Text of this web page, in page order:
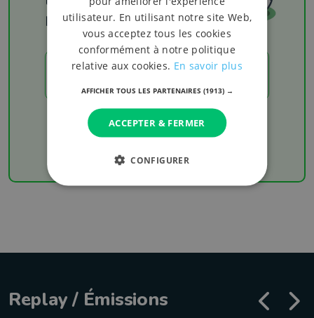
Les résultats
Chaque week-end retrouvez les derniers
résultats de votre équipe favorite
Replay / Émissions
utilisateur. En utilisant notre site Web,
vous acceptez tous les cookies
conformément à notre politique
relative aux cookies. En savoir plus
AFFICHER TOUS LES PARTENAIRES (1913) →
ACCEPTER & FERMER
CONFIGURER